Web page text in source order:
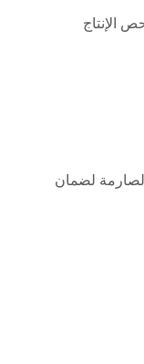
الإنتاج
الصارمة لضمان